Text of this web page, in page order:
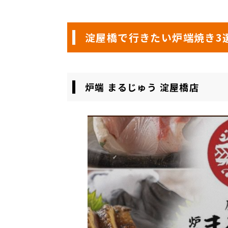
淀屋橋で行きたい炉端焼き3
炉端 まるじゅう 淀屋橋店